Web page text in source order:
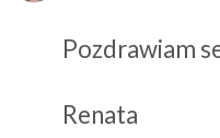
Pozdrawiam
Renata